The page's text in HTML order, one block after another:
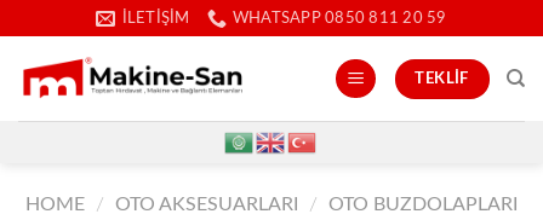
İLETIŞIM WHATSAPP 0850 811 20 59
TEKLIF
HOME / OTO AKSESUARLARI / OTO BUZDOLAPLARI